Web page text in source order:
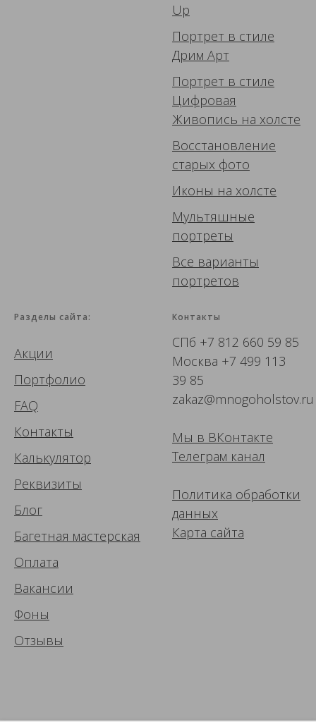
Up
Портрет в стиле
Дрим Арт
Портрет в стиле
Цифровая
Живопись на холсте
Восстановление
старых фото
Иконы на холсте
Мультяшные
портреты
Все варианты
портретов
Разделы сайта:
Акции
Портфолио
FAQ
Контакты
Калькулятор
Реквизиты
Блог
Багетная мастерская
Оплата
Вакансии
Фоны
Отзывы
Контакты
СПб +7 812 660 59 85
Москва +7 499 113
39 85
zakaz@mnogoholstov.ru
Мы в ВКонтакте
Телеграм канал
Политика обработки
данных
Карта сайта